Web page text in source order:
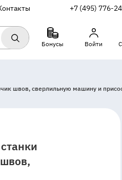
+7 (495) 776-
Бонусы Войти
швов, сверлильную машину и